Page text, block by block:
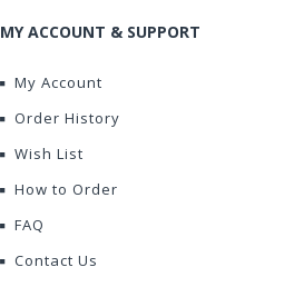
MY ACCOUNT & SUPPORT
My Account
Order History
Wish List
How to Order
FAQ
Contact Us